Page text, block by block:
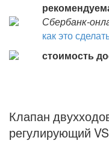
Сбербанк-
как это
стоимость
Клапан
регулирующий